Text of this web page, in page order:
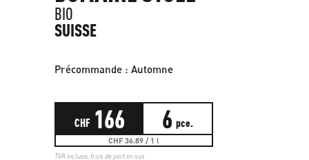
BIO
SUISSE
Précommande : Automne
CHF 166 6 pce.
CHF 36.89 / 1 l
TVA incluse, frais de port en sus